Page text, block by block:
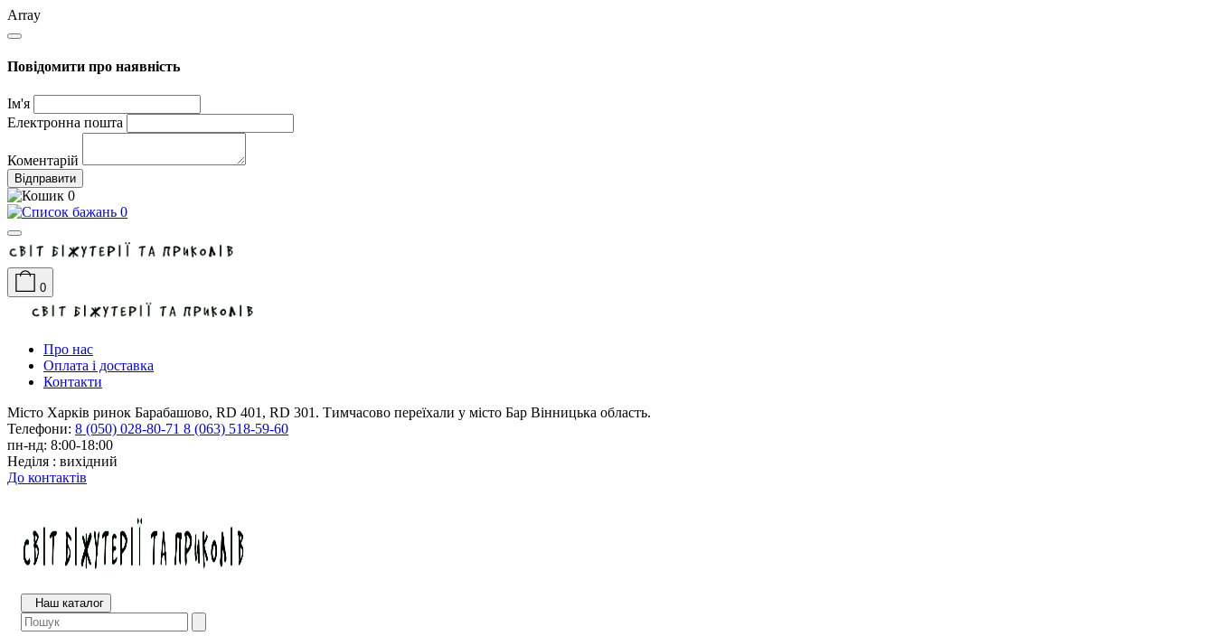
Array
Повідомити про наявність
Ім'я
Електронна пошта
Коментарій
Відправити
0
0
0
Про нас
Оплата і доставка
Контакти
Місто Харків ринок Барабашово, RD 401, RD 301. Тимчасово переїхали у місто Бар Вінницька область.
Телефони: 8 (050) 028-80-71 8 (063) 518-59-60
пн-нд: 8:00-18:00
Неділя : вихідний
До контактів
Наш каталог